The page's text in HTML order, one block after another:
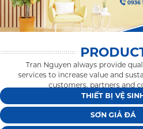
Tran Nguyen always provide
services to increase value and
customers, partners and
THIẾT BỊ VỆ
SƠN GIẢ ĐÁ